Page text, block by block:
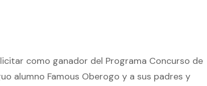
como ganador del Programa Concurso de
alumno Famous Oberogo y a sus padres y